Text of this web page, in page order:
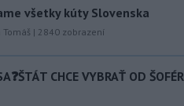
všetky kúty Slovenska
Tomáš | 2840 zobrazení
CHCE VYBRAŤ OD